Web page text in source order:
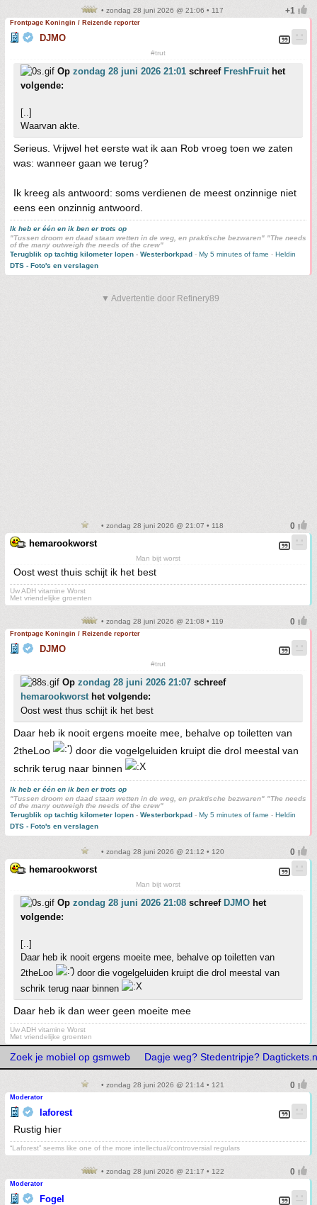
• zondag 28 juni 2026 @ 21:06 • 117
Frontpage Koningin / Reizende reporter
DJMO
#trut
Op zondag 28 juni 2026 21:01 schreef FreshFruithet
volgende:
[..]
Waarvan akte.
Serieus. Vrijwel het eerste wat ik aan Rob vroeg toen we zaten
was: wanneer gaan we terug?
Ik kreeg als antwoord: soms verdienen de meest onzinnige niet
eens een onzinnig antwoord.
Ik heb er één en ik ben er trots op
"Tussen droom en daad staan wetten in de weg, en praktische bezwaren" "The needs
of the many outweigh the needs of the crew"
Terugblik op tachtig kilometer lopen - Westerborkpad - My 5 minutes of fame - Heldin
DTS - Foto's en verslagen
▼ Advertentie door Refinery89
• zondag 28 juni 2026 @ 21:07 • 118
hemarookworst
Man bijt worst
Oost west thuis schijt ik het best
Uw ADH vitamine Worst
Met vriendelijke groenten
• zondag 28 juni 2026 @ 21:08 • 119
Frontpage Koningin / Reizende reporter
DJMO
#trut
Op zondag 28 juni 2026 21:07 schreef
hemarookworsthet volgende:
Oost west thus schijt ik het best
Daar heb ik nooit ergens moeite mee, behalve op toiletten van
2theLoo
door die vogelgeluiden kruipt die drol meestal van
schrik terug naar binnen
Ik heb er één en ik ben er trots op
"Tussen droom en daad staan wetten in de weg, en praktische bezwaren" "The needs
of the many outweigh the needs of the crew"
Terugblik op tachtig kilometer lopen - Westerborkpad - My 5 minutes of fame - Heldin
DTS - Foto's en verslagen
• zondag 28 juni 2026 @ 21:12 • 120
hemarookworst
Man bijt worst
Op zondag 28 juni 2026 21:08 schreef DJMO het
volgende:
[..]
Daar heb ik nooit ergens moeite mee, behalve op toiletten van
2theLoo
door die vogelgeluiden kruipt die drol meestal van
schrik terug naar binnen
Daar heb ik dan weer geen moeite mee
Uw ADH vitamine Worst
Met vriendelijke groenten
Zoek je mobiel op gsmweb Dagje weg? Stedentripje?
• zondag 28 juni 2026 @ 21:14 • 121
Moderator
laforest
Rustig hier
“Laforest” seems like one of the more intellectual/controversial regulars
• zondag 28 juni 2026 @ 21:17 • 122
Moderator
Fogel